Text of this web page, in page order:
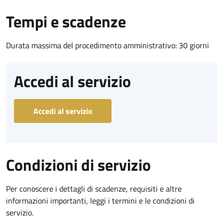
Tempi e scadenze
Durata massima del procedimento amministrativo: 30 giorni
Accedi al servizio
Accedi al servizio
Condizioni di servizio
Per conoscere i dettagli di scadenze, requisiti e altre
informazioni importanti, leggi i termini e le condizioni di
servizio.